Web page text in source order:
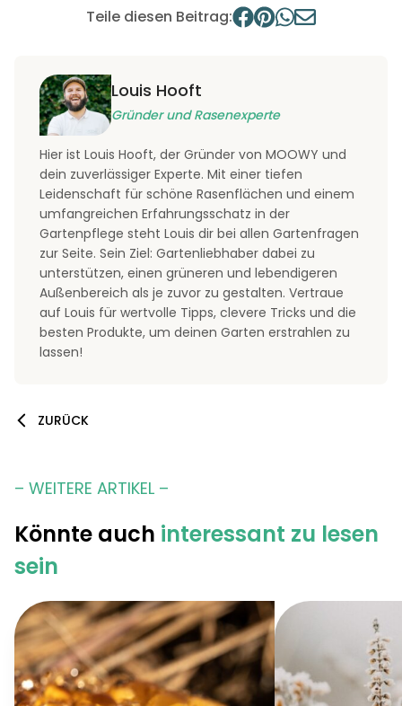
Teile diesen Beitrag:
Louis Hooft
Gründer und Rasenexperte
Hier ist Louis Hooft, der Gründer von MOOWY und
dein zuverlässiger Experte. Mit einer tiefen
Leidenschaft für schöne Rasenflächen und einem
umfangreichen Erfahrungsschatz in der
Gartenpflege steht Louis dir bei allen Gartenfragen
zur Seite. Sein Ziel: Gartenliebhaber dabei zu
unterstützen, einen grüneren und lebendigeren
Außenbereich als je zuvor zu gestalten. Vertraue
auf Louis für wertvolle Tipps, clevere Tricks und die
besten Produkte, um deinen Garten erstrahlen zu
lassen!
ZURÜCK
– WEITERE ARTIKEL –
Könnte auch interessant zu lesen
sein